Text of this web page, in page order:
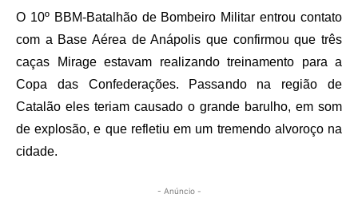
O 10º BBM-Batalhão de Bombeiro Militar entrou contato
com a Base Aérea de Anápolis que confirmou que três
caças Mirage estavam realizando treinamento para a
Copa das Confederações. Passando na região de
Catalão eles teriam causado o grande barulho, em som
de explosão, e que refletiu em um tremendo alvoroço na
cidade.
- Anúncio -